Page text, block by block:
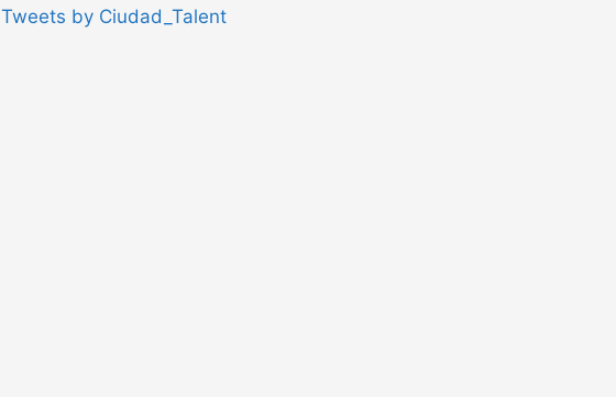
Tweets by Ciudad_Talent